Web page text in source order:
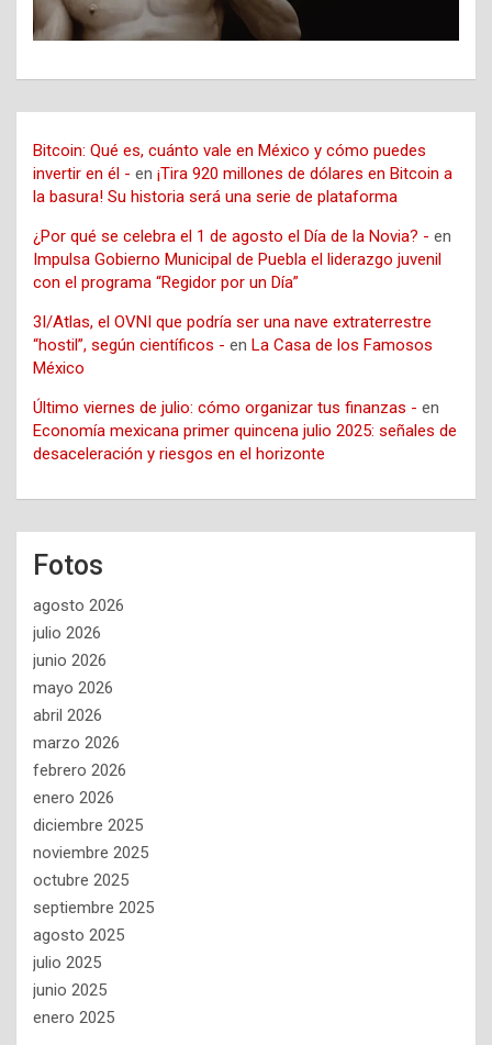
Bitcoin: Qué es, cuánto vale en México y cómo puedes
invertir en él - en ¡Tira 920 millones de dólares en Bitcoin a
la basura! Su historia será una serie de plataforma
¿Por qué se celebra el 1 de agosto el Día de la Novia? - en
Impulsa Gobierno Municipal de Puebla el liderazgo juvenil
con el programa “Regidor por un Día”
3I/Atlas, el OVNI que podría ser una nave extraterrestre
“hostil”, según científicos - en La Casa de los Famosos
México
Último viernes de julio: cómo organizar tus finanzas - en
Economía mexicana primer quincena julio 2025: señales de
desaceleración y riesgos en el horizonte
Fotos
agosto 2026
julio 2026
junio 2026
mayo 2026
abril 2026
marzo 2026
febrero 2026
enero 2026
diciembre 2025
noviembre 2025
octubre 2025
septiembre 2025
agosto 2025
julio 2025
junio 2025
enero 2025